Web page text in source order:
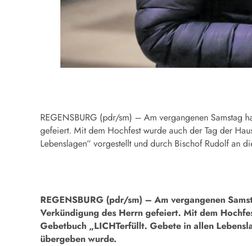
REGENSBURG (pdr/sm) – Am vergangenen Samstag
gefeiert. Mit dem Hochfest wurde auch der Tag der
Lebenslagen“ vorgestellt und durch Bischof Rudolf an
REGENSBURG (pdr/sm) – Am vergangenen
Verkündigung des Herrn gefeiert. Mit dem
Gebetbuch „LICHTerfüllt. Gebete in allen
übergeben wurde.